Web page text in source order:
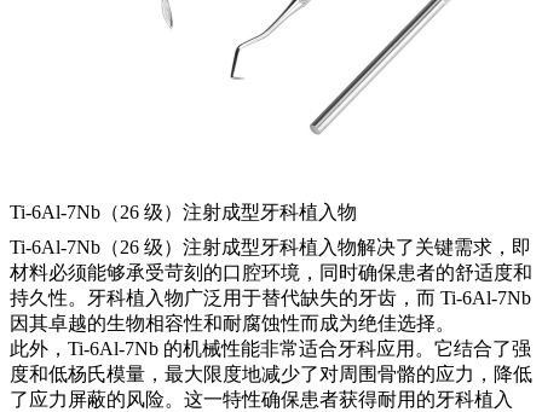
Ti-6Al-7Nb（26 级）注射成型牙科植入物
Ti-6Al-7Nb（26 级）注射成型牙科植入物解决了关键需求，即
材料必须能够承受苛刻的口腔环境，同时确保患者的舒适度和
持久性。牙科植入物广泛用于替代缺失的牙齿，而 Ti-6Al-7Nb
因其卓越的生物相容性和耐腐蚀性而成为绝佳选择。
此外，Ti-6Al-7Nb 的机械性能非常适合牙科应用。它结合了强
度和低杨氏模量，最大限度地减少了对周围骨骼的应力，降低
了应力屏蔽的风险。这一特性确保患者获得耐用的牙科植入